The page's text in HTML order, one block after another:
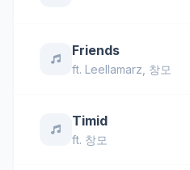
Friends
ft. Leellamarz 창모
Timid
ft. 창모